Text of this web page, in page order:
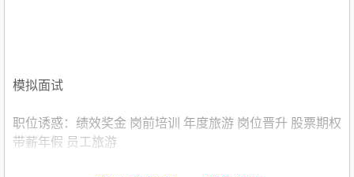
模拟面试
职位诱惑：绩效奖金 岗前培训 年度旅游 岗位晋升 股票期权
带薪年假 员工旅游